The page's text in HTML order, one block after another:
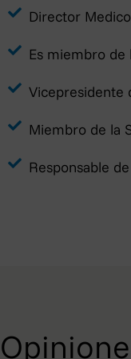
Director
Es miembro de
Vicepresidente
Miembro de la
Responsable